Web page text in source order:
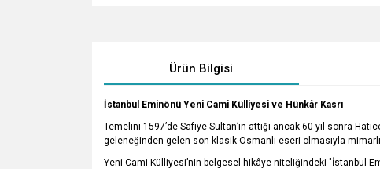
Ürün Bilgisi
İstanbul Eminönü Yeni Cami Külliyesi ve Hünkâr Kasrı
Temelini 1597’de Safiye Sultan’ın attığı ancak 60 yıl sonra
geleneğinden gelen son klasik Osmanlı eseri olmasıyla
Yeni Cami Külliyesi’nin belgesel hikâye niteliğindeki "İstanbul